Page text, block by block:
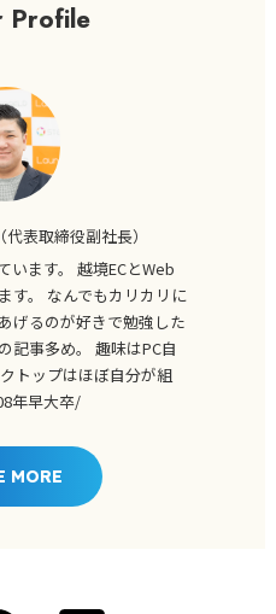
Profile
（代表取締役副社長）
います。 越境ECとWeb
す。 なんでもカリカリに
げるのが好きで勉強した
記事多め。 趣味はPC自
トップはほぼ自分が組
年早大卒/
MORE